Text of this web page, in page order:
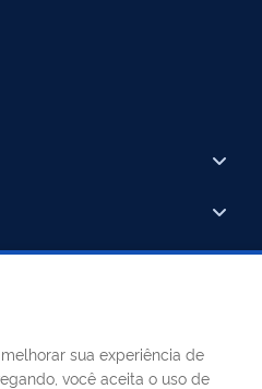
sua experiência de
você aceita o uso de